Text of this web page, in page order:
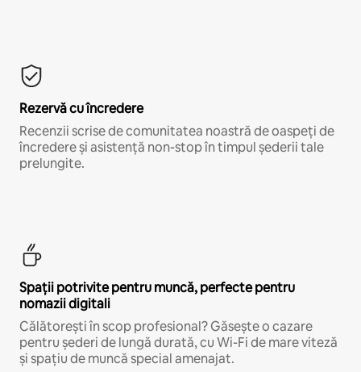
Rezervă cu încredere
Recenzii scrise de comunitatea noastră de oaspeți de
încredere și asistență non-stop în timpul șederii tale
prelungite.
Spații potrivite pentru muncă, perfecte pentru
nomazii digitali
Călătorești în scop profesional? Găsește o cazare
pentru șederi de lungă durată, cu Wi-Fi de mare viteză
și spațiu de muncă special amenajat.